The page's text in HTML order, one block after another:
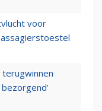
voor
terugwinnen